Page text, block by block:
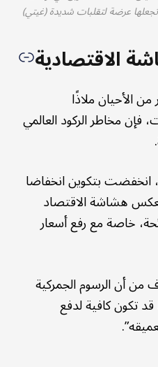
تجعلها عرضة لتقلبات شديدة (غيتي)
الاقتصادية
الأحيان ملاذًا
فإن مخاطر الركود العالمي
انخفضت بتكوين انخفاضا
هشاشة الاقتصاد
خاصة مع رفع أسعار
أن الرسوم الجمركية
تكون كافية لدفع